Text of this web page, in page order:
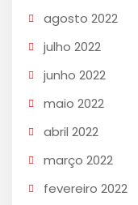
agosto 2022
julho 2022
junho 2022
maio 2022
abril 2022
março 2022
fevereiro 2022